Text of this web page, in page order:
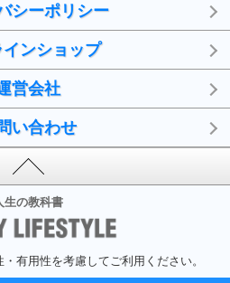
シーポリシー
インショップ
営会社
い合わせ
生の教科書
有用性を考慮してご利用ください。